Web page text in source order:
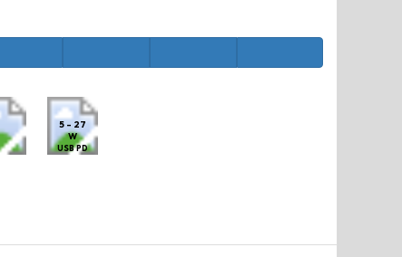
5 - 27
W
USB PD